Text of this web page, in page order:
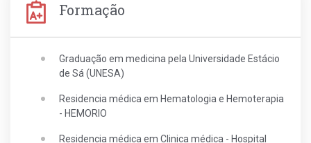
Formação
Graduação em medicina pela Universidade Estácio
de Sá (UNESA)
Residencia médica em Hematologia e Hemoterapia
- HEMORIO
Residencia médica em Clinica médica - Hospital